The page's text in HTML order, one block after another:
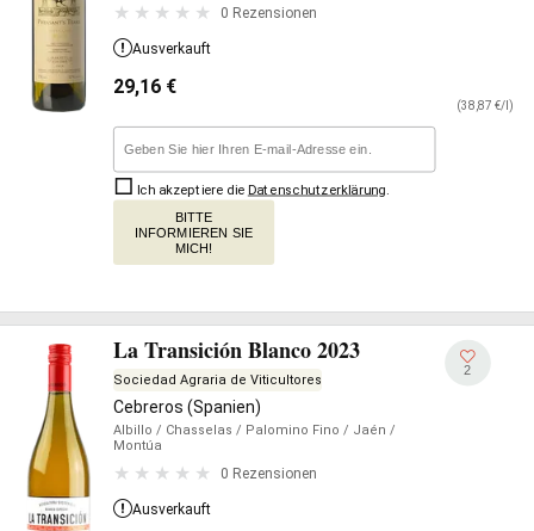
0 Rezensionen
Ausverkauft
29,16 €
(38,87 €/l)
Ich akzeptiere die Datenschutzerklärung
BITTE
INFORMIEREN SIE
MICH!
La Transición Blanco 2023
Sociedad Agraria de Viticultores
Cebreros (Spanien)
Albillo / Chasselas / Palomino Fino / Jaén /
Montúa
0 Rezensionen
2
Ausverkauft